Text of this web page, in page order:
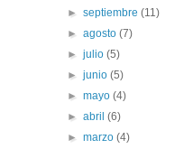
►septiembre(11)
►agosto(7)
►julio(5)
►junio(5)
►mayo(4)
►abril(6)
►marzo(4)